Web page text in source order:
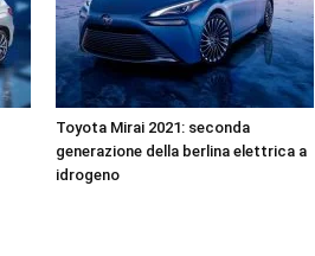
Toyota Mirai 2021: seconda
generazione della berlina elettrica a
idrogeno